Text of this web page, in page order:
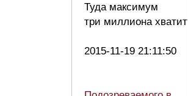
Туда максимум
три миллиона хватит
2015-11-19 21:11:50